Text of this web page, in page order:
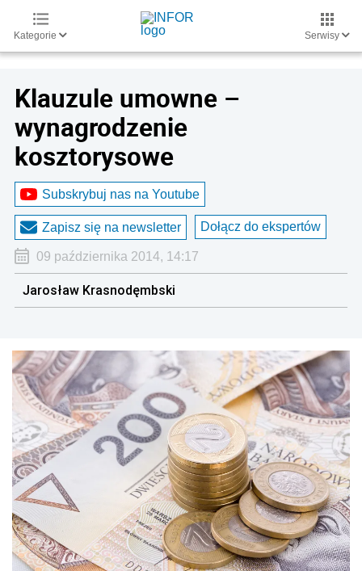
Kategorie Serwisy
Klauzule umowne –
wynagrodzenie
kosztorysowe
Subskrybuj nas na Youtube
Zapisz się na newsletter Dołącz do ekspertów
09 października 2014, 14:17
Jarosław Krasnodęmbski